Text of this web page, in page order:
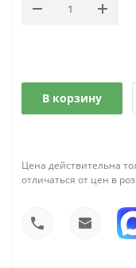
В корзину
Цена действительна
отличаться от цен в